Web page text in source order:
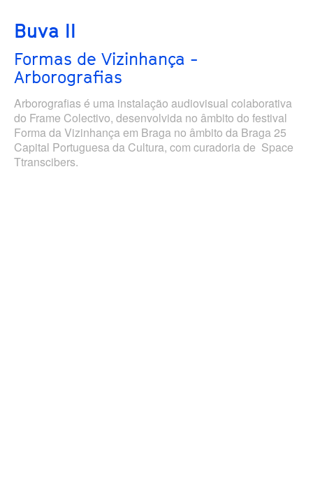
Buva II
Formas de Vizinhança -
Arborografias
Arborografias é uma instalação audiovisual colaborativa
do Frame Colectivo, desenvolvida no âmbito do festival
Forma da Vizinhança em Braga no âmbito da Braga 25
Capital Portuguesa da Cultura, com curadoria de Space
Ttranscibers.